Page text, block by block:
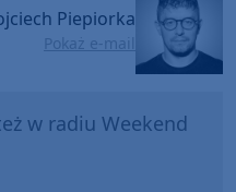
Piepiorka
Pokaż e-mail
w radiu Weekend